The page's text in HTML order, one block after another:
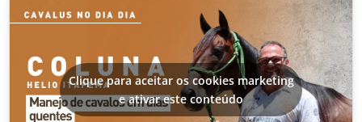
Clique para aceitar os cookies marketing
e ativar este conteúdo